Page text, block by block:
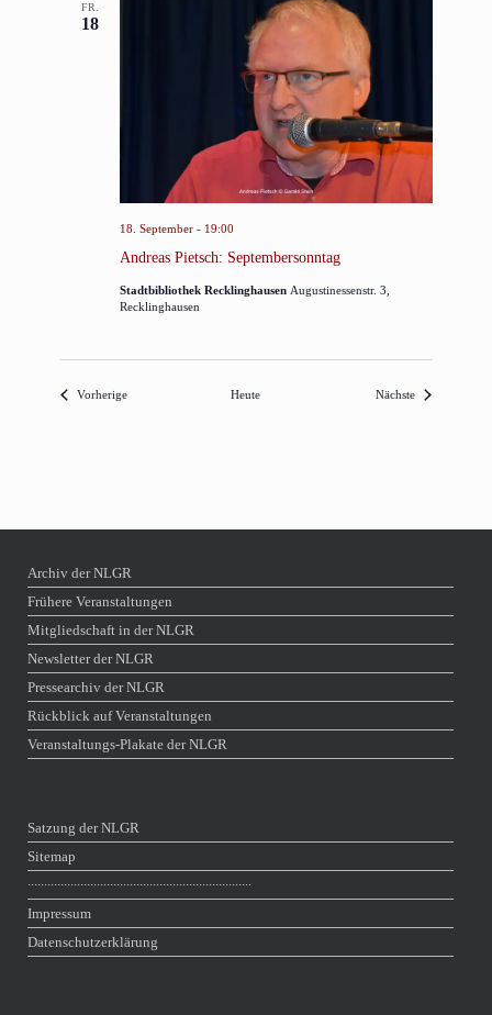
FR.
18
Andreas Pietsch: Septembersonntag
18. September - 19:00
Stadtbibliothek Recklinghausen Augustinessenstr. 3,
Recklinghausen
VorherigeVeranstaltungen Heute Nächste
Archiv der NLGR
Frühere Veranstaltungen
Mitgliedschaft in der NLGR
Newsletter der NLGR
Pressearchiv der NLGR
Rückblick auf Veranstaltungen
Veranstaltungs-Plakate der NLGR
Satzung der NLGR
Sitemap
∙∙∙∙∙∙∙∙∙∙∙∙∙∙∙∙∙∙∙∙∙∙∙∙∙∙∙∙∙∙∙∙∙∙∙∙∙∙∙∙∙∙∙∙∙∙∙∙∙∙∙∙∙∙∙∙∙∙∙∙∙∙∙∙∙∙∙∙
Impressum
Datenschutzerklärung